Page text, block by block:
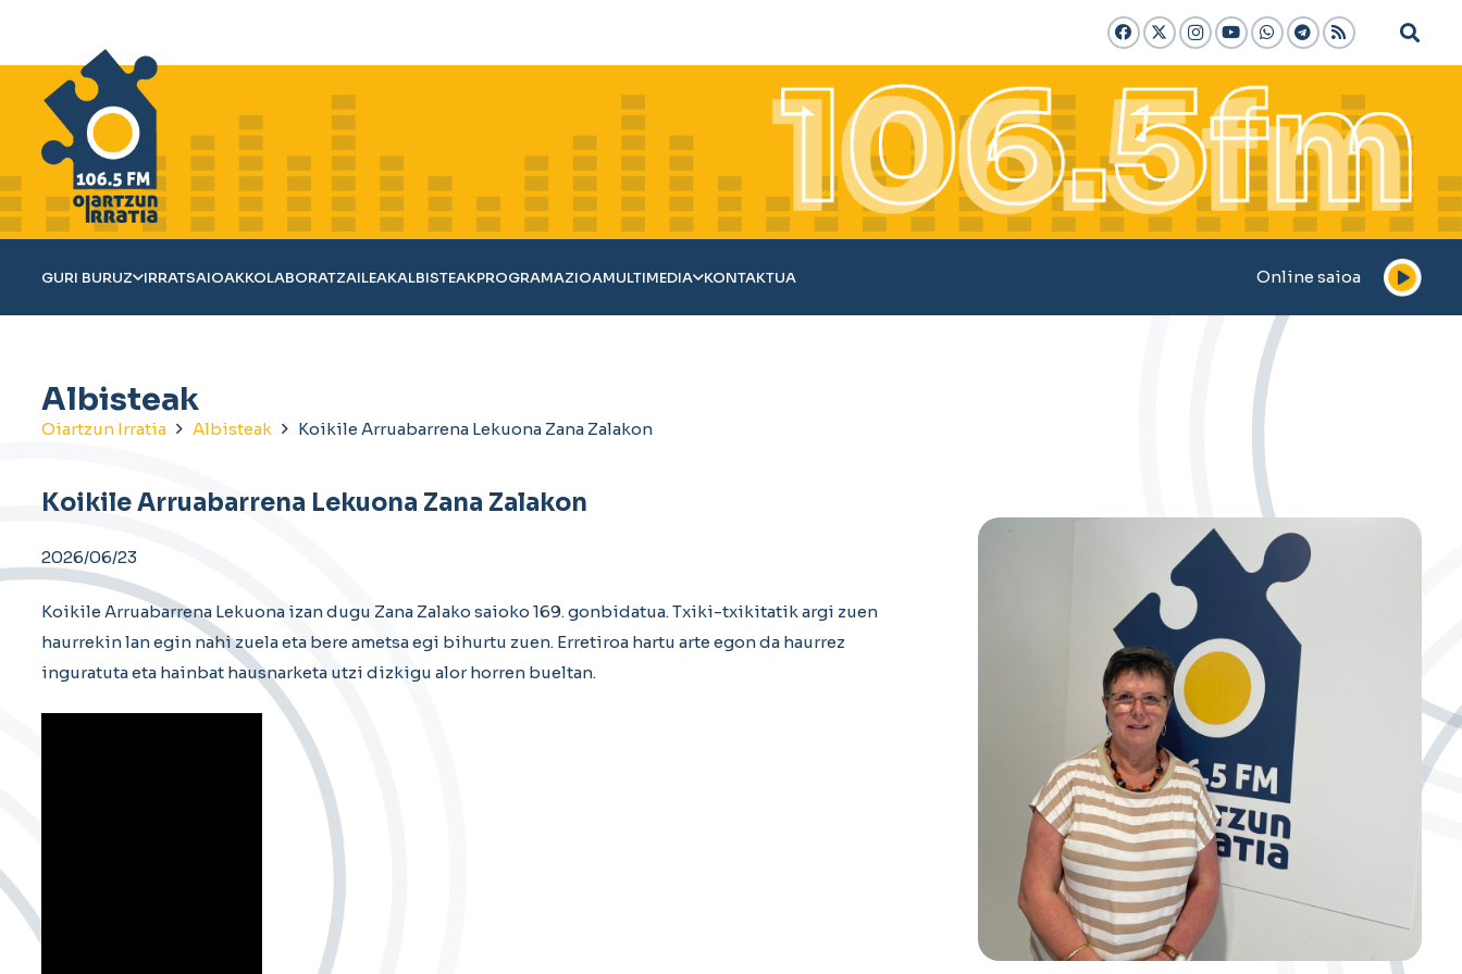
GURI BURUZ IRRATSAIOAKKOLABORATZAILEAKALBISTEAKPROGRAMAZIOAMULTIMEDIA KONTAKTUA Online saioa
Albisteak
Oiartzun Irratia Albisteak Koikile Arruabarrena Lekuona Zana Zalakon
Koikile Arruabarrena Lekuona Zana Zalakon
2026/06/23
Koikile Arruabarrena Lekuona izan dugu Zana Zalako saioko 169. gonbidatua. Txiki-txikitatik argi zuen
haurrekin lan egin nahi zuela eta bere ametsa egi bihurtu zuen. Erretiroa hartu arte egon da haurrez
inguratuta eta hainbat hausnarketa utzi dizkigu alor horren bueltan.